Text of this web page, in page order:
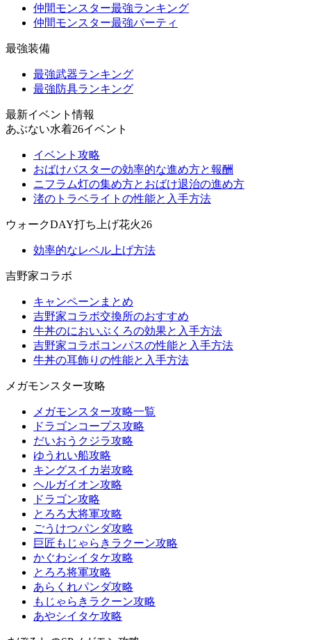
仲間モンスター最強ランキング
仲間モンスター最強パーティ
最強装備
最強武器ランキング
最強防具ランキング
最新イベント情報
あぶない水着26イベント
イベント攻略
おばけバスターの効率的な進め方と報酬
ニフラム灯の集め方とおばけ退治の進め方
渚のトラベライトの性能と入手方法
ウォークDAY打ち上げ花火26
効率的なレベル上げ方法
吉野家コラボ
キャンペーンまとめ
吉野家コラボ交換所のおすすめ
牛丼のにおいぶくろの効果と入手方法
吉野家コラボコンパスの性能と入手方法
牛丼の耳飾りの性能と入手方法
メガモンスター攻略
メガモンスター攻略一覧
ドラゴンコープス攻略
だいおうクジラ攻略
ゆうれい船攻略
キングスイカ岩攻略
ヘルガイオン攻略
ドラゴン攻略
とろろ大将軍攻略
ごうけつパンダ攻略
巨匠もじゃらきラクーン攻略
かぐわシイタケ攻略
とろろ将軍攻略
あらくれパンダ攻略
もじゃらきラクーン攻略
あやシイタケ攻略